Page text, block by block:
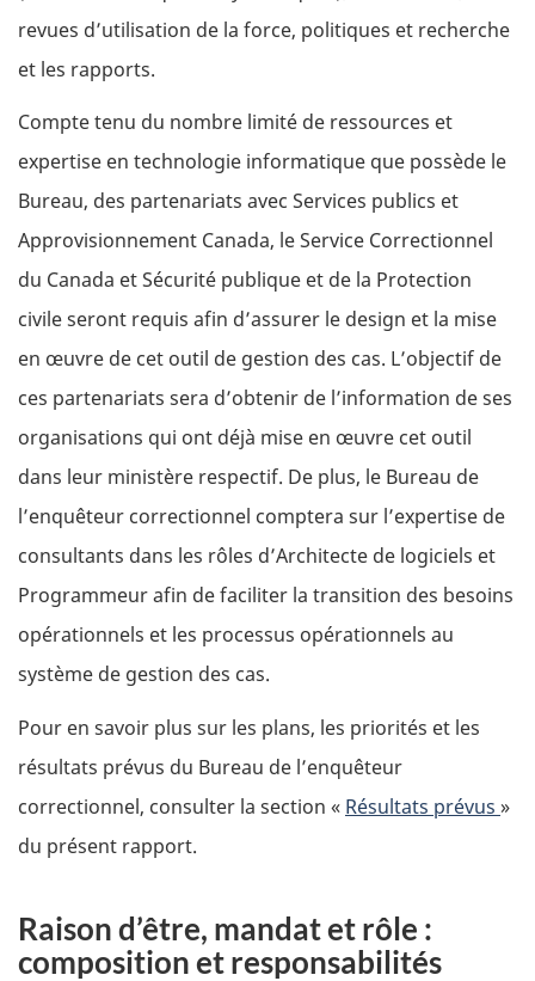
revues d’utilisation de la force, politiques et recherche
et les rapports.
Compte tenu du nombre limité de ressources et
expertise en technologie informatique que possède le
Bureau, des partenariats avec Services publics et
Approvisionnement Canada, le Service Correctionnel
du Canada et Sécurité publique et de la Protection
civile seront requis afin d’assurer le design et la mise
en œuvre de cet outil de gestion des cas. L’objectif de
ces partenariats sera d’obtenir de l’information de ses
organisations qui ont déjà mise en œuvre cet outil
dans leur ministère respectif. De plus, le Bureau de
l’enquêteur correctionnel comptera sur l’expertise de
consultants dans les rôles d’Architecte de logiciels et
Programmeur afin de faciliter la transition des besoins
opérationnels et les processus opérationnels au
système de gestion des cas.
Pour en savoir plus sur les plans, les priorités et les
résultats prévus du Bureau de l’enquêteur
correctionnel, consulter la section « Résultats prévus »
du présent rapport.
Raison d’être, mandat et rôle :
composition et responsabilités